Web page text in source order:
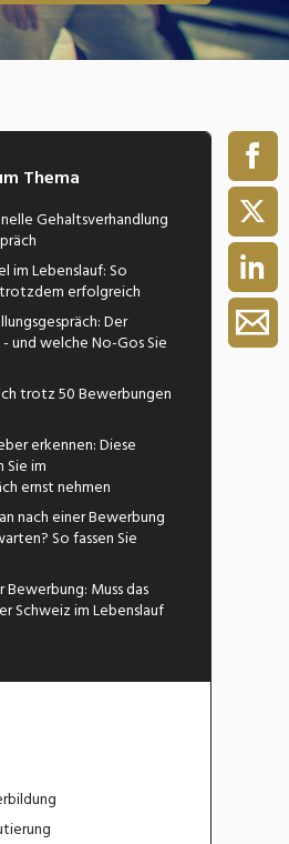
Thema
Gehaltsverhandlung
im Lebenslauf: So
erfolgreich
Der
und welche No-Gos Sie
trotz 50 Bewerbungen
erkennen: Diese
Sie im
ernst nehmen
nach einer Bewerbung
So fassen Sie
Muss das
Schweiz im Lebenslauf